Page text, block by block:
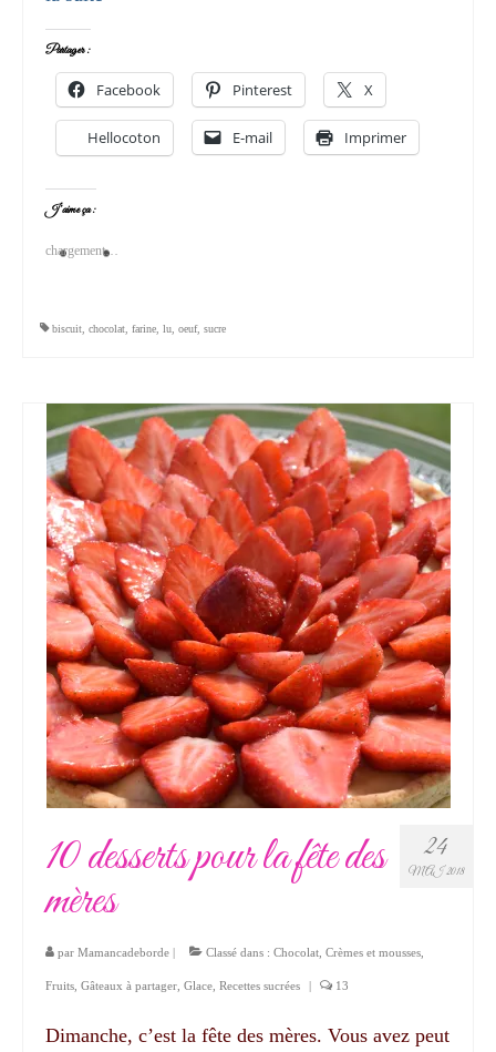
Partager :
Facebook Pinterest X
Hellocoton E-mail Imprimer
J’aime ça :
chargement…
biscuit chocolat farine lu oeuf, sucre
24
MAI 2018
10 desserts pour la fête des
mères
par Mamancadeborde | Classé dans : Chocolat Crèmes et mousses
Fruits Gâteaux à partager Glace Recettes sucrées | 13
Dimanche, c’est la fête des mères. Vous avez peut